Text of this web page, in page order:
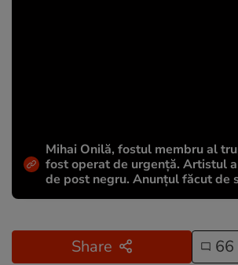
Mihai Onilă, fostul membru al
fost operat de urgență. Artistul
de post negru. Anunțul făcut de
Share 66